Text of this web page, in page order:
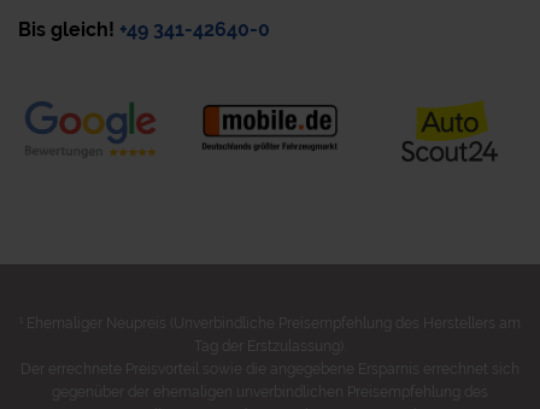
Bis gleich! +49 341-42640-0
Ehemaliger Neupreis (Unverbindliche Preisempfehlung des Herstellers am
Tag der Erstzulassung).
Der errechnete Preisvorteil sowie die angegebene Ersparnis errechnet sich
gegenüber der ehemaligen unverbindlichen Preisempfehlung des